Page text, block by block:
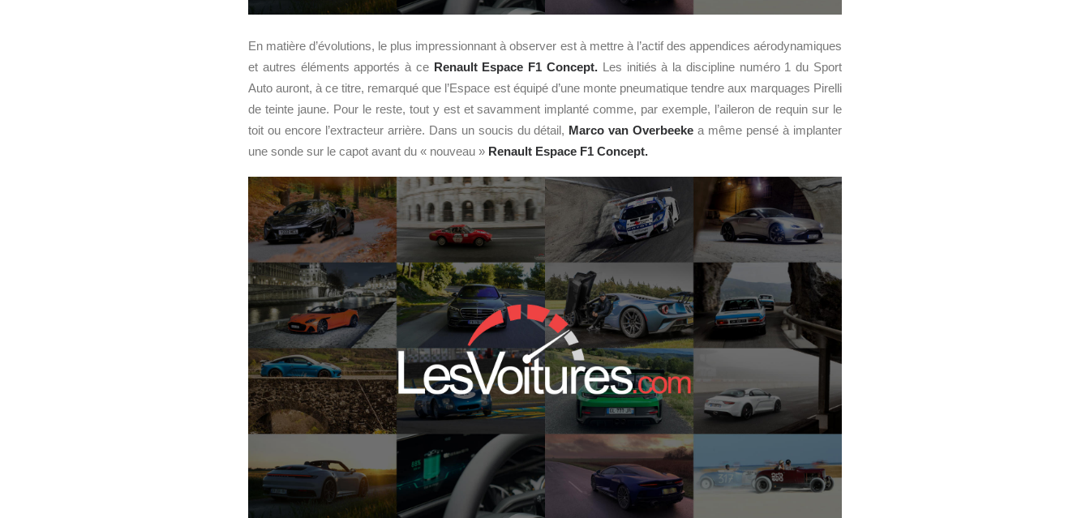
En matière d’évolutions, le plus impressionnant à observer est à mettre à l’actif des appendices aérodynamiques
et autres éléments apportés à ce Renault Espace F1 Concept. Les initiés à la discipline numéro 1 du Sport
Auto auront, à ce titre, remarqué que l’Espace est équipé d’une monte pneumatique tendre aux marquages Pirelli
de teinte jaune. Pour le reste, tout y est et savamment implanté comme, par exemple, l’aileron de requin sur le
toit ou encore l’extracteur arrière. Dans un soucis du détail, Marco van Overbeeke a même pensé à implanter
une sonde sur le capot avant du « nouveau » Renault Espace F1 Concept.